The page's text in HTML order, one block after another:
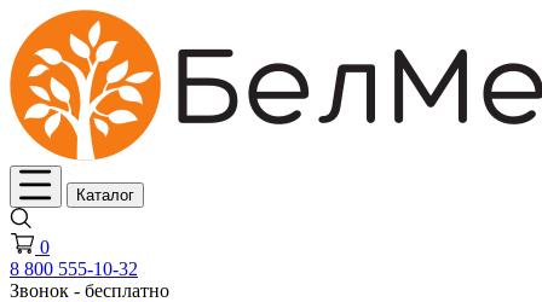
Каталог
0
8 800 555-10-32
Звонок - бесплатно